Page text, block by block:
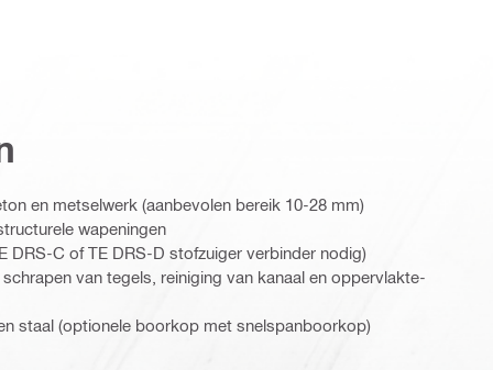
en metselwerk (aanbevolen bereik 10-28 mm)
wapeningen
DRS-C of TE DRS-D stofzuiger verbinder nodig)
van tegels, reiniging van kanaal en oppervlakte-
staal (optionele boorkop met snelspanboorkop)